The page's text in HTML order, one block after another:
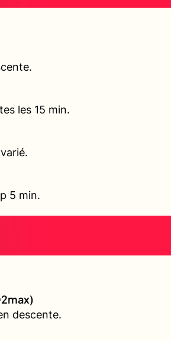
les 15 min.
5 min.
descente.